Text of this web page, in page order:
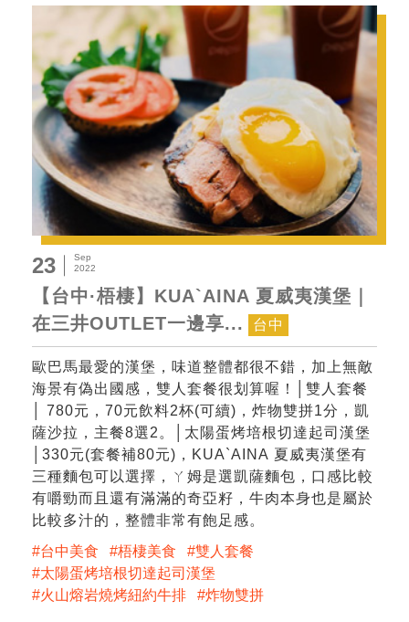
23
Sep
2022
【台中·梧棲】KUA`AINA 夏威夷漢堡｜
在三井OUTLET一邊享...
台中
歐巴馬最愛的漢堡，味道整體都很不錯，加上無敵
海景有偽出國感，雙人套餐很划算喔！│雙人套餐
│ 780元，70元飲料2杯(可續)，炸物雙拼1分，凱
薩沙拉，主餐8選2。│太陽蛋烤培根切達起司漢堡
│330元(套餐補80元)，KUA`AINA 夏威夷漢堡有
三種麵包可以選擇，ㄚ姆是選凱薩麵包，口感比較
有嚼勁而且還有滿滿的奇亞籽，牛肉本身也是屬於
比較多汁的，整體非常有飽足感。
台中美食
梧棲美食
雙人套餐
太陽蛋烤培根切達起司漢堡
火山熔岩燒烤紐約牛排
炸物雙拼